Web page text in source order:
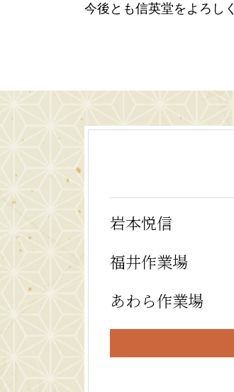
今後とも信英堂をよろし
岩本悦信
福井作業場
あわら作業場